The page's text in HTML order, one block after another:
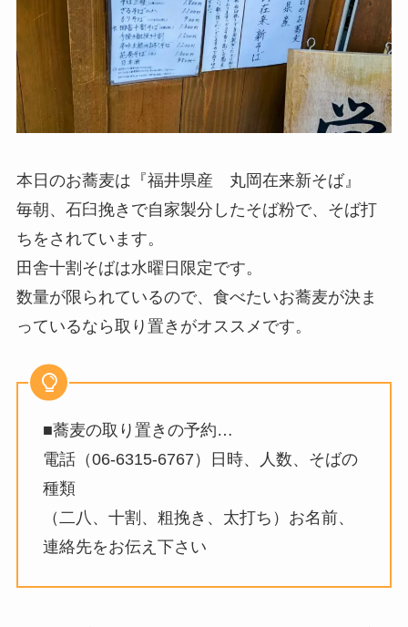
本日のお蕎麦は『福井県産 丸岡在来新そば』
毎朝、石臼挽きで自家製分したそば粉で、そば打
ちをされています。
田舎十割そばは水曜日限定です。
数量が限られているので、食べたいお蕎麦が決ま
っているなら取り置きがオススメです。
■蕎麦の取り置きの予約…
電話（06-6315-6767）日時、人数、そばの
種類
（二八、十割、粗挽き、太打ち）お名前、
連絡先をお伝え下さい